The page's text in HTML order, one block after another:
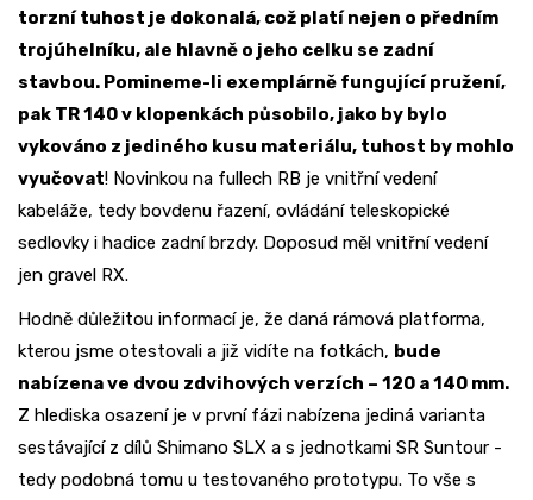
torzní tuhost je dokonalá, což platí nejen o předním
trojúhelníku, ale hlavně o jeho celku se zadní
stavbou. Pomineme-li exemplárně fungující pružení,
pak TR 140 v klopenkách působilo, jako by bylo
vykováno z jediného kusu materiálu, tuhost by mohlo
vyučovat! Novinkou na fullech RB je vnitřní vedení
kabeláže, tedy bovdenu řazení, ovládání teleskopické
sedlovky i hadice zadní brzdy. Doposud měl vnitřní vedení
jen gravel RX.
Hodně důležitou informací je, že daná rámová platforma,
kterou jsme otestovali a již vidíte na fotkách, bude
nabízena ve dvou zdvihových verzích – 120 a 140 mm.
Z hlediska osazení je v první fázi nabízena jediná varianta
sestávající z dílů Shimano SLX a s jednotkami SR Suntour -
tedy podobná tomu u testovaného prototypu. To vše s